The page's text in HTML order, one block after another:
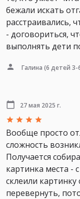
бежали искать
расстраивались,
- договориться,
выполнять дети
Галина (6 детей 3-
27 мая 2025 г.
Вообще просто
сложность
Получается
картинка места -
склеили
перевернуть,